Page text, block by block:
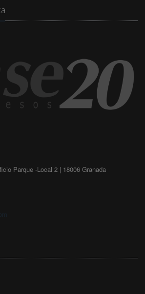
Parque -Local 2 | 18006 Granada